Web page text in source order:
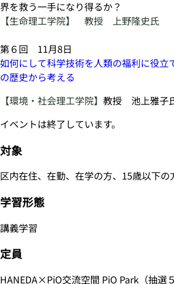
界を救う一手になり得るか？
【生命理工学院】 教授 上野隆史氏
第６回 11月8日
如何にして科学技術を人類の福利に役立
の歴史から考える
【環境・社会理工学院】 教授 池上雅子
イベントは終了しています。
対象
区内在住、在勤、在学の方、15歳以下の
学習形態
講義学習
定員
HANEDA×PiO交流空間 PiO Park（抽